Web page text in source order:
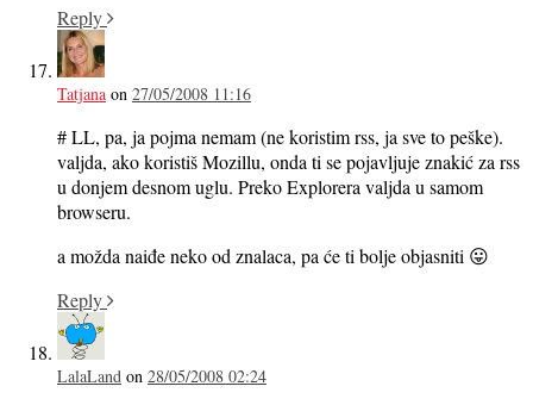
Reply
Tatjana on 27/05/2008 11:16
# LL, pa, ja pojma nemam (ne koristim rss, ja sve to peške).
valjda, ako koristiš Mozillu, onda ti se pojavljuje znakić za rss
u donjem desnom uglu. Preko Explorera valjda u samom
browseru.
a možda naiđe neko od znalaca, pa će ti bolje objasniti 😛
Reply
LalaLand on 28/05/2008 02:24